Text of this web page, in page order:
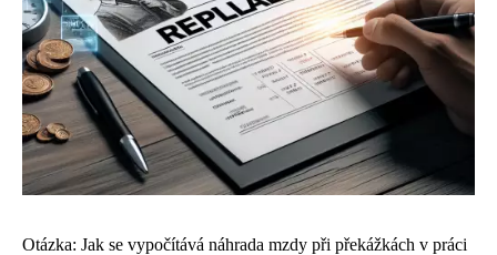
Otázka: Jak se vypočítává náhrada mzdy při překážkách v práci